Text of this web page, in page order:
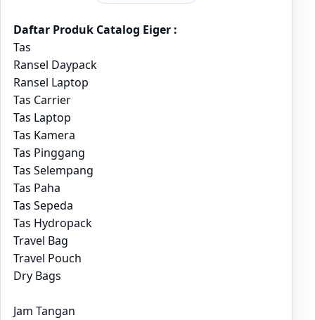
Daftar Produk Catalog Eiger :
Tas
Ransel Daypack
Ransel Laptop
Tas Carrier
Tas Laptop
Tas Kamera
Tas Pinggang
Tas Selempang
Tas Paha
Tas Sepeda
Tas Hydropack
Travel Bag
Travel Pouch
Dry Bags
Jam Tangan